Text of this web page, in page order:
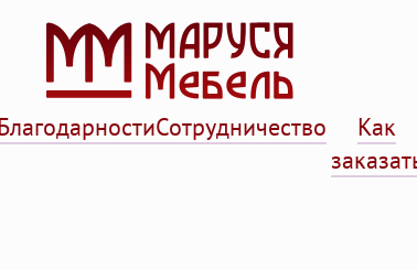
Сотрудничество
Как